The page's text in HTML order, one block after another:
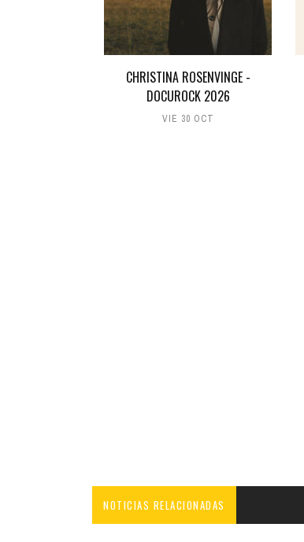
CHRISTINA ROSENVINGE -
DOCUROCK 2026
VIE 30 OCT
NOTICIAS RELACIONADAS